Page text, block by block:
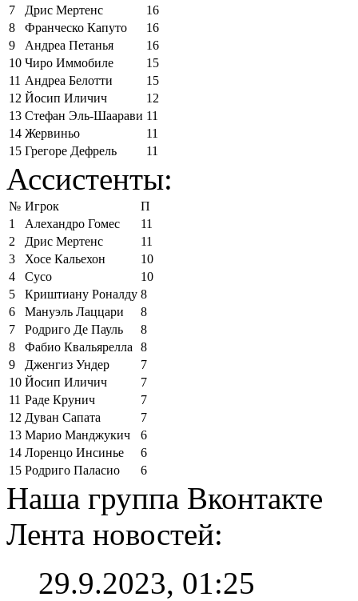
7
Дрис Мертенс
16
8
Франческо Капуто
16
9
Андреа Петанья
16
10 Чиро Иммобиле
15
11 Андреа Белотти
15
12 Йосип Иличич
12
13 Стефан Эль-Шаарави 11
14 Жервиньо
11
15 Грегоре Дефрель 11
Ассистенты:
№ Игрок
П
1
Алехандро Гомес
11
2
Дрис Мертенс
11
3
Хосе Кальехон
10
4
Сусо
10
5
Криштиану Роналду 8
6
Мануэль Лаццари
8
7
Родриго Де Пауль
8
8
Фабио Квальярелла
8
9
Дженгиз Ундер
7
10 Йосип Иличич
7
11 Раде Крунич
7
12 Дуван Сапата
7
13 Марио Манджукич
6
14 Лоренцо Инсинье
6
15 Родриго Паласио 6
Наша группа Вконтакте
Лента новостей:
29.9.2023, 01:25